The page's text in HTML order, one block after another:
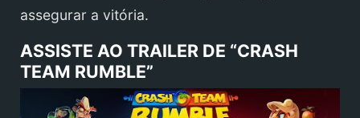
assegurar a vitória.
ASSISTE AO TRAILER DE “CRASH
TEAM RUMBLE”